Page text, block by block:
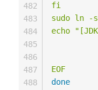
fi
sudo ln -
echo
EOF
done
482
483
484
485
486
487
488